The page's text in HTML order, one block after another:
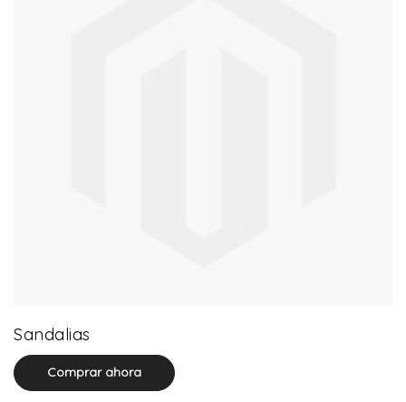
Sandalias
Comprar ahora